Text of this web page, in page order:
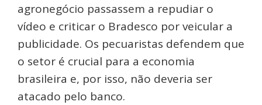
agronegócio passassem a repudiar o
vídeo e criticar o Bradesco por veicular a
publicidade. Os pecuaristas defendem que
o setor é crucial para a economia
brasileira e, por isso, não deveria ser
atacado pelo banco.